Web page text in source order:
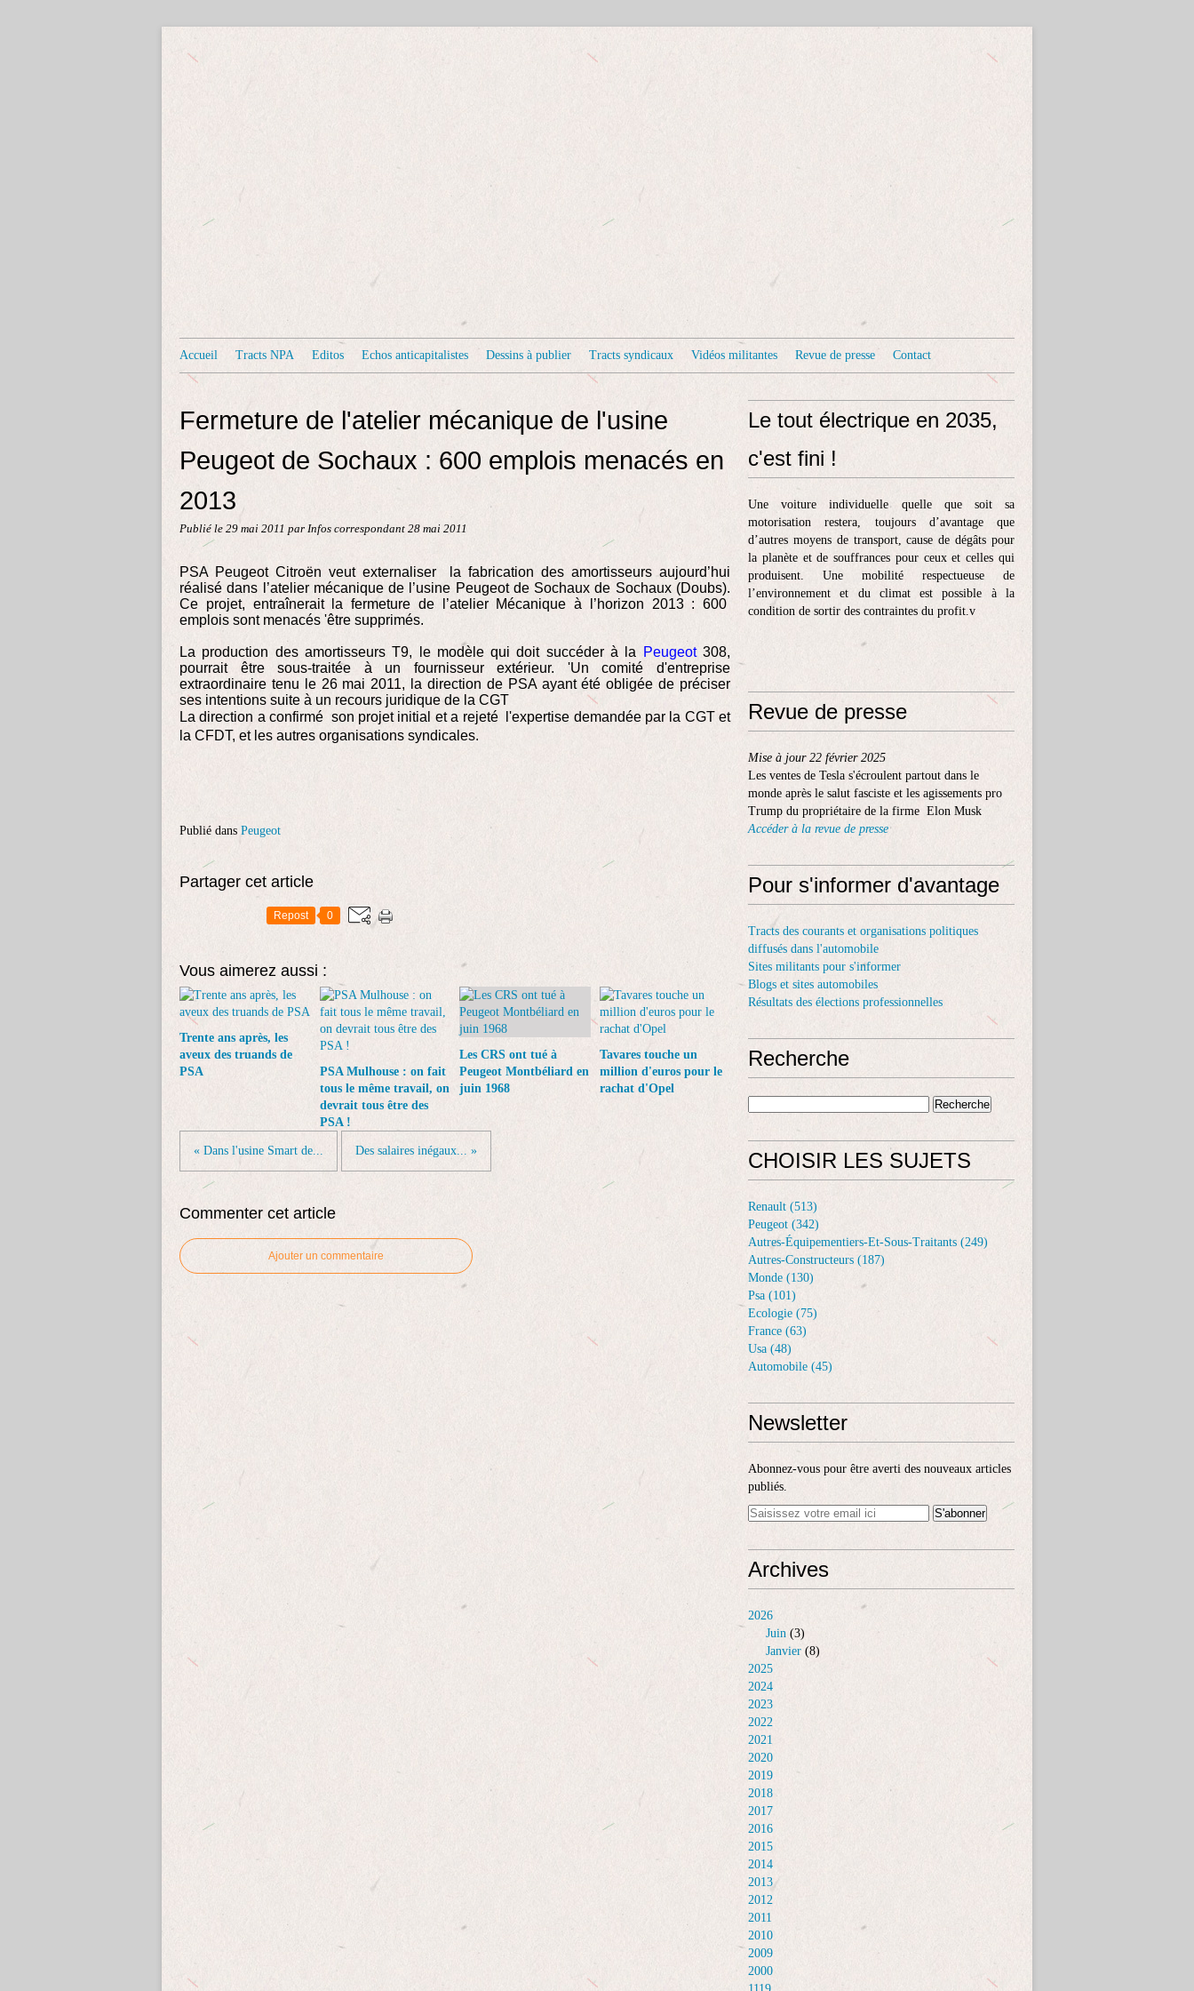
Accueil Tracts NPA Editos Echos anticapitalistes Dessins à publier Tracts syndicaux Vidéos militantes Revue de presse Contact
Fermeture de l'atelier mécanique de l'usine
Peugeot de Sochaux : 600 emplois menacés en
2013
Publié le 29 mai 2011 par Infos correspondant 28 mai 2011
PSA Peugeot Citroën veut externaliser la fabrication des amortisseurs aujourd’hui
réalisé dans l’atelier mécanique de l’usine Peugeot de Sochaux de Sochaux (Doubs).
Ce projet, entraînerait la fermeture de l’atelier Mécanique à l’horizon 2013 : 600
emplois sont menacés 'être supprimés.
La production des amortisseurs T9, le modèle qui doit succéder à la Peugeot308,
pourrait être sous-traitée à un fournisseur extérieur. 'Un comité d'entreprise
extraordinaire tenu le 26 mai 2011, la direction de PSA ayant été obligée de préciser
ses intentions suite à un recours juridique de la CGT
La direction a confirmé son projet initial et a rejeté l'expertise demandée par la CGT et
la CFDT, et les autres organisations syndicales.
Publié dans Peugeot
Partager cet article
Repost 0
Vous aimerez aussi :
Trente ans après, les
aveux des truands de
PSA
PSA Mulhouse : on fait
tous le même travail, on
devrait tous être des
PSA !
Les CRS ont tué à
Peugeot Montbéliard en
juin 1968
Tavares touche un
million d'euros pour le
rachat d'Opel
« Dans l'usine Smart de... Des salaires inégaux... »
Commenter cet article
Ajouter un commentaire
Le tout électrique en 2035,
c'est fini !
Une voiture individuelle quelle que soit sa
motorisation restera, toujours d’avantage que
d’autres moyens de transport, cause de dégâts pour
la planète et de souffrances pour ceux et celles qui
produisent. Une mobilité respectueuse de
l’environnement et du climat est possible à la
condition de sortir des contraintes du profit.v
Revue de presse
Mise à jour 22 février 2025
Les ventes de Tesla s'écroulent partout dans le
monde après le salut fasciste et les agissements pro
Trump du propriétaire de la firme Elon Musk
Accéder à la revue de presse
Pour s'informer d'avantage
Tracts des courants et organisations politiques
diffusés dans l'automobile
Sites militants pour s'informer
Blogs et sites automobiles
Résultats des élections professionnelles
Recherche
CHOISIR LES SUJETS
Renault (513)
Peugeot (342)
Autres-Équipementiers-Et-Sous-Traitants (249)
Autres-Constructeurs (187)
Monde (130)
Psa (101)
Ecologie (75)
France (63)
Usa (48)
Automobile (45)
Newsletter
Abonnez-vous pour être averti des nouveaux articles
publiés.
Archives
2026
Juin (3)
Janvier (8)
2025
2024
2023
2022
2021
2020
2019
2018
2017
2016
2015
2014
2013
2012
2011
2010
2009
2000